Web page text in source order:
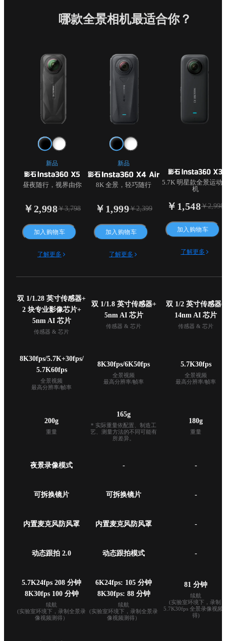
哪款全景相机最适合你？
新品
昼夜随行，视界由你
￥2,998￥3,798
加入购物车
了解更多
新品
8K 全景，轻巧随行
￥1,999￥2,399
加入购物车
了解更多
5.7K 明星款全景运动
机
￥1,548￥2,998
加入购物车
了解更多
双 1/1.28 英寸传感器+
2 块专业影像芯片+
5nm AI 芯片
传感器 & 芯片
双 1/1.8 英寸传感器+
5nm AI 芯片
传感器 & 芯片
双 1/2 英寸传感器+
14nm AI 芯片
传感器 & 芯片
8K30fps/5.7K+30fps/
5.7K60fps
全景视频
最高分辨率/帧率
8K30fps/6K50fps
全景视频
最高分辨率/帧率
5.7K30fps
全景视频
最高分辨率/帧率
200g
重量
165g
* 实际重量依配置、制造工
艺、测量方法的不同可能有
所差异。
180g
重量
夜景录像模式 - -
可拆换镜片 可拆换镜片 -
内置麦克风防风罩 内置麦克风防风罩 -
动态跟拍 2.0 动态跟拍模式 -
5.7K24fps 208 分钟
8K30fps 100 分钟
续航
(实验室环境下，录制全景录
像视频测得）
6K24fps: 105 分钟
8K30fps: 88 分钟
续航
(实验室环境下，录制全景录
像视频测得）
81 分钟
续航
(实验室环境下，录制
5.7K30fps 全景录像视频
得)